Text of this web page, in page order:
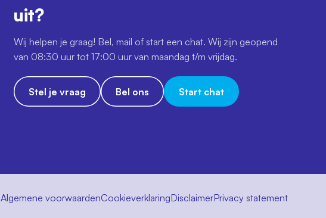
uit?
Wij helpen je graag! Bel, mail of start een chat. Wij zijn geopend
van 08:30 uur tot 17:00 uur van maandag t/m vrijdag.
Stel je vraag Bel ons Start chat
Algemene voorwaardenCookieverklaringDisclaimerPrivacy statement